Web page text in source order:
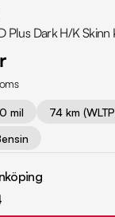
Plus Dark H/K Skinn
mil
74 km